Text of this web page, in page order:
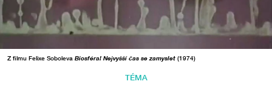
Z filmu Felixe Soboleva Biosféra! Nejvyšší čas se zamyslet (1974)
TÉMA